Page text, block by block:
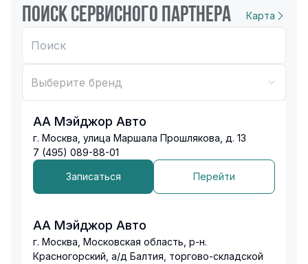
Поиск сервисного партнера Карта
Выберите бренд
АА Мэйджор Авто
г. Москва, улица Маршала Прошлякова, д. 13
7 (495) 089-88-01
Записаться Перейти
АА Мэйджор Авто
г. Москва, Московская область, р-н.
Красногорский, а/д Балтия, торгово-складской